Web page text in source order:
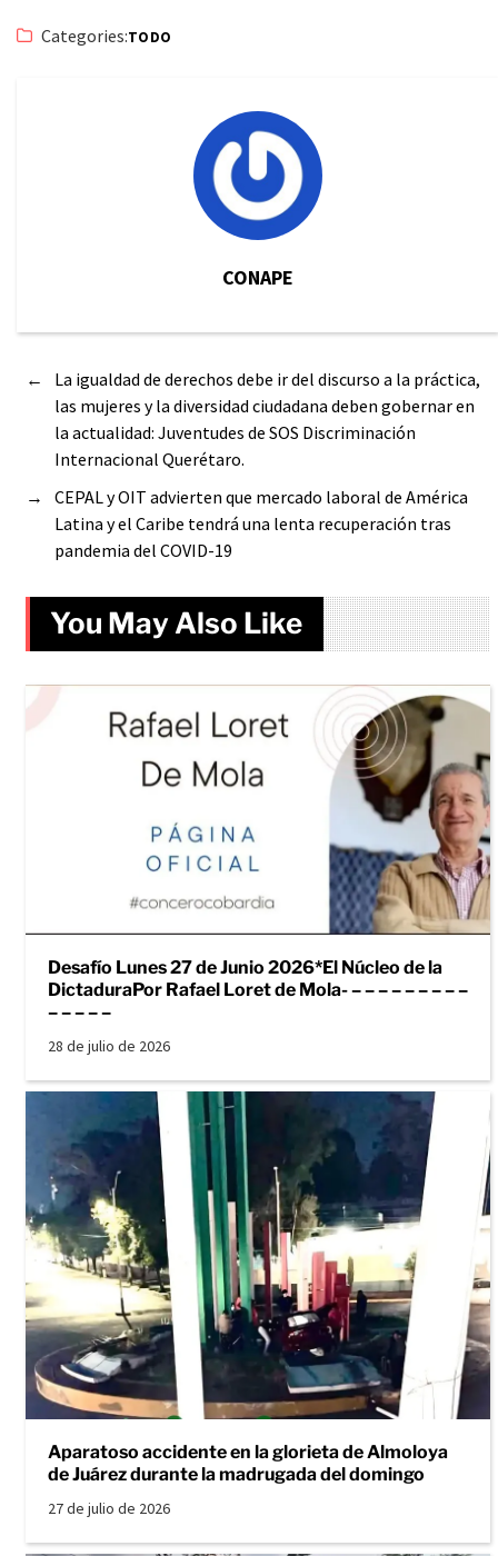
Categories:TODO
CONAPE
←
La igualdad de derechos debe ir del discurso a la práctica,
las mujeres y la diversidad ciudadana deben gobernar en
la actualidad: Juventudes de SOS Discriminación
Internacional Querétaro.
→
CEPAL y OIT advierten que mercado laboral de América
Latina y el Caribe tendrá una lenta recuperación tras
pandemia del COVID-19
You May Also Like
Desafío Lunes 27 de Junio 2026*El Núcleo de la
DictaduraPor Rafael Loret de Mola- – – – – – – – – –
– – – – –
28 de julio de 2026
Aparatoso accidente en la glorieta de Almoloya
de Juárez durante la madrugada del domingo
27 de julio de 2026